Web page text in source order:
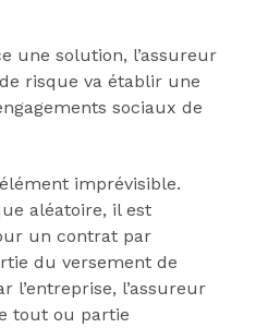
une solution, l’assureur
risque va établir une
sociaux de
imprévisible.
aléatoire, il est
un contrat par
du versement de
l’entreprise, l’assureur
tout ou partie